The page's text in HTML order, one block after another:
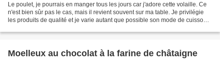
Le poulet, je pourrais en manger tous les jours car j'adore cette volaille. Ce
n'est bien sûr pas le cas, mais il revient souvent sur ma table. Je privilégie
les produits de qualité et je varie autant que possible son mode de cuisson
Moelleux au chocolat à la farine de châtaigne